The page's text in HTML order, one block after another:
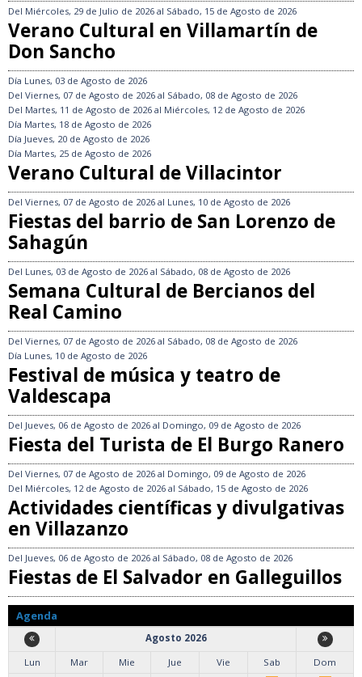
Del Miércoles, 29 de Julio de 2026 al Sábado, 15 de Agosto de 2026
Verano Cultural en Villamartín de
Don Sancho
Día Lunes, 03 de Agosto de 2026
Del Viernes, 07 de Agosto de 2026 al Sábado, 08 de Agosto de 2026
Del Martes, 11 de Agosto de 2026 al Miércoles, 12 de Agosto de 2026
Día Martes, 18 de Agosto de 2026
Día Jueves, 20 de Agosto de 2026
Día Martes, 25 de Agosto de 2026
Verano Cultural de Villacintor
Del Viernes, 07 de Agosto de 2026 al Lunes, 10 de Agosto de 2026
Fiestas del barrio de San Lorenzo de
Sahagún
Del Lunes, 03 de Agosto de 2026 al Sábado, 08 de Agosto de 2026
Semana Cultural de Bercianos del
Real Camino
Del Viernes, 07 de Agosto de 2026 al Sábado, 08 de Agosto de 2026
Día Lunes, 10 de Agosto de 2026
Festival de música y teatro de
Valdescapa
Del Jueves, 06 de Agosto de 2026 al Domingo, 09 de Agosto de 2026
Fiesta del Turista de El Burgo Ranero
Del Viernes, 07 de Agosto de 2026 al Domingo, 09 de Agosto de 2026
Del Miércoles, 12 de Agosto de 2026 al Sábado, 15 de Agosto de 2026
Actividades científicas y divulgativas
en Villazanzo
Del Jueves, 06 de Agosto de 2026 al Sábado, 08 de Agosto de 2026
Fiestas de El Salvador en Galleguillos
Agenda
Agosto 2026
Lun
Mar Mie Jue Vie Sab
Dom